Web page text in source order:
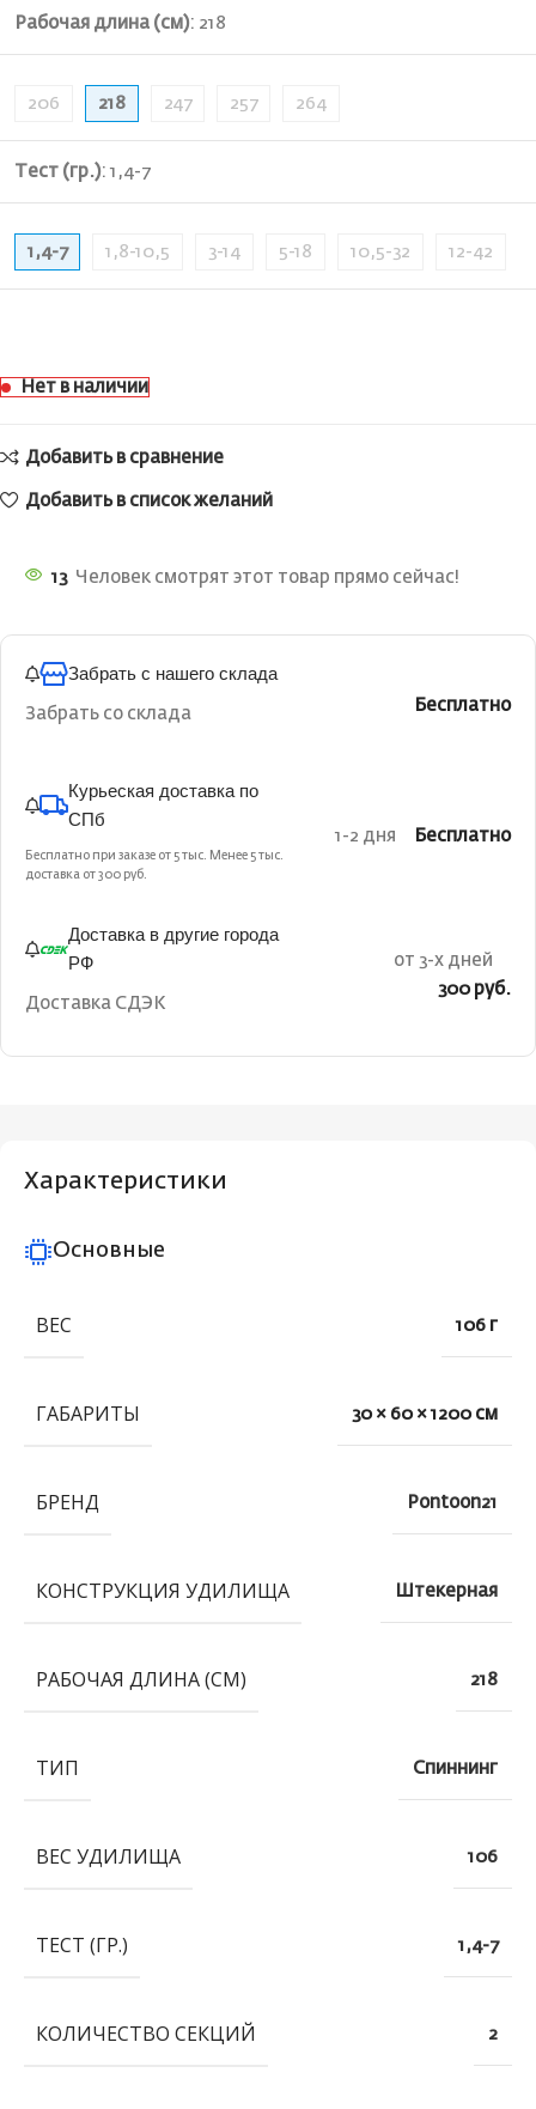
Рабочая длина (см): 218
206 218 247 257 264
Тест (гр.): 1,4-7
1,4-7 1,8-10,5 3-14 5-18 10,5-32 12-42
Нет в наличии
Добавить в сравнение
Добавить в список желаний
13 Человек смотрят этот товар прямо сейчас!
Забрать с нашего склада
Забрать со склада Бесплатно
Курьеская доставка по
СПб
Бесплатно при заказе от 5 тыс. Менее 5 тыс.
доставка от 300 руб.
1-2 дня Бесплатно
Доставка в другие города
РФ
Доставка СДЭК
от 3-х дней
300 руб.
Характеристики
Основные
ВЕС 106 г
ГАБАРИТЫ 30 × 60 × 1200 см
БРЕНД Pontoon21
КОНСТРУКЦИЯ УДИЛИЩА Штекерная
РАБОЧАЯ ДЛИНА (СМ) 218
ТИП Спиннинг
ВЕС УДИЛИЩА 106
ТЕСТ (ГР.) 1,4-7
КОЛИЧЕСТВО СЕКЦИЙ 2